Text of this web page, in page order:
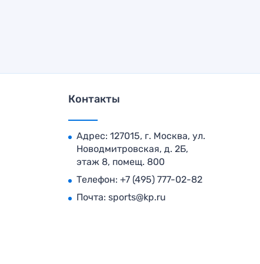
Контакты
Адрес: 127015, г. Москва, ул.
Новодмитровская, д. 2Б,
этаж 8, помещ. 800
Телефон: +7 (495) 777-02-82
Почта: sports@kp.ru